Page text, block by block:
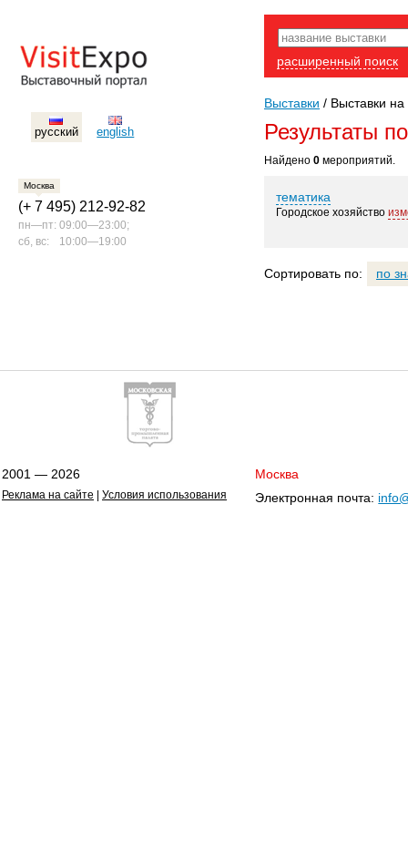
русский english
Москва
(+ 7 495) 212-92-82
пн—пт: 09:00—23:00;
сб, вс:
10:00—19:00
расширенный поиск
Выставки / Выставки на
Результаты
Найдено 0 мероприятий.
тематика
Городское хозяйство
Сортировать по: по
2001 — 2026
Реклама на сайте Условия использования
Москва
Электронная почта: